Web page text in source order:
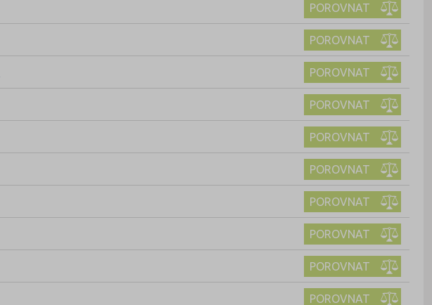
POROVNAT
POROVNAT
POROVNAT
POROVNAT
POROVNAT
POROVNAT
POROVNAT
POROVNAT
POROVNAT
POROVNAT